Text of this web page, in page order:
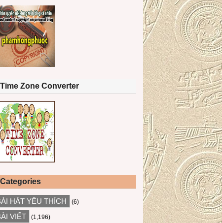
Time Zone Converter
Categories
HÁT YÊU THÍCH (6)
VIẾT (1,196)